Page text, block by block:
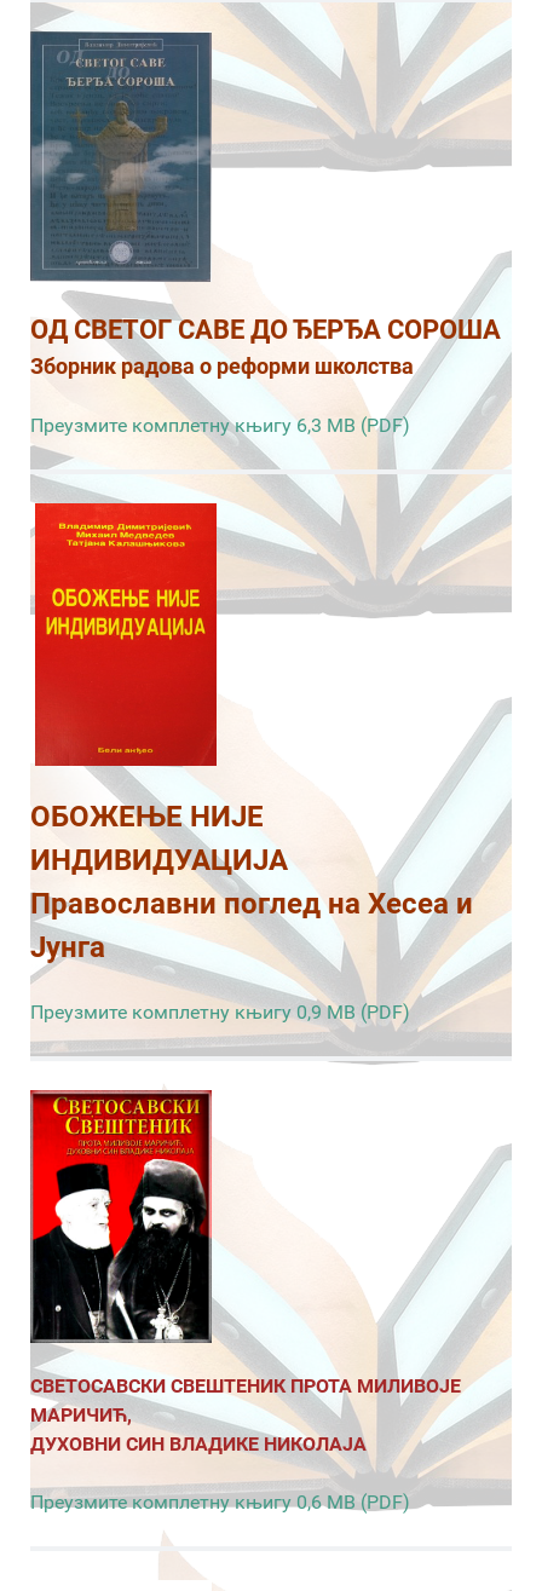
ОД СВЕТОГ САВЕ ДО ЂЕРЂА СОРОША
Зборник радова о реформи школства
Преузмите комплетну књигу 6,3 MB (PDF)
ОБОЖЕЊЕ НИЈЕ
ИНДИВИДУАЦИЈА
Православни поглед на Хесеа и
Јунга
Преузмите комплетну књигу 0,9 MB (PDF)
СВЕТОСАВСКИ СВЕШТЕНИК ПРОТА МИЛИВОЈЕ
МАРИЧИЋ,
ДУХОВНИ СИН ВЛАДИКЕ НИКОЛАЈА
Преузмите комплетну књигу 0,6 MB (PDF)